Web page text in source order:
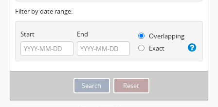
Filter by date range:
Start End
Overlapping
Exact